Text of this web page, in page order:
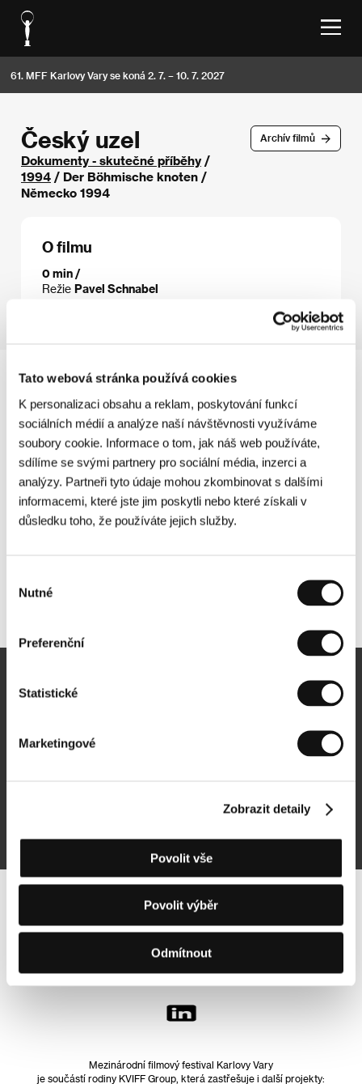
Tato webová stránka používá cookies
K personalizaci obsahu a reklam, poskytování funkcí
sociálních médií a analýze naší návštěvnosti využíváme
soubory cookie. Informace o tom, jak náš web používáte,
sdílíme se svými partnery pro sociální média, inzerci a
analýzy. Partneři tyto údaje mohou zkombinovat s dalšími
informacemi, které jste jim poskytli nebo které získali v
důsledku toho, že používáte jejich služby.
souhlasu
Nutné
Preferenční
Statistické
Marketingové
Zobrazit detaily
Povolit vše
Povolit výběr
Odmítnout
61. MFF Karlovy Vary se koná 2. 7. – 10. 7. 2027
Archív filmů
Český uzel
Dokumenty - skutečné příběhy/
1994 / Der Böhmische knoten /
Německo 1994
O filmu
0 min /
Režie Pavel Schnabel
Sledujte nás na síti:
Mezinárodní filmový festival Karlovy Vary
je součástí rodiny KVIFF Group, která zastřešuje i další projekty: